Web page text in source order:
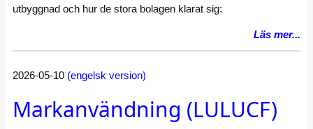
utbyggnad och hur de stora bolagen klarat sig:
Läs mer...
2026-05-10 (engelsk version)
Markanvändning (LULUCF)